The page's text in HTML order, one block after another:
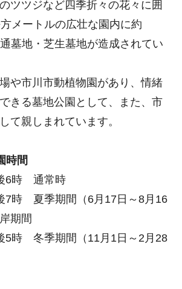
ツツジなど四季折々の花々に囲
メートルの広壮な園内に約
墓地・芝生墓地が造成されてい
や市川市動植物園があり、情緒
きる墓地公園として、また、市
て親しまれています。
時間
6時 通常時
7時 夏季期間（6月17日～8月16
期間
5時 冬季期間（11月1日～2月28